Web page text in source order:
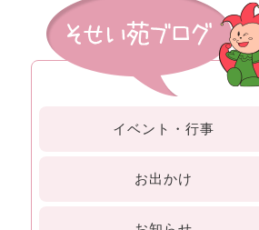
イベント・行事
お出かけ